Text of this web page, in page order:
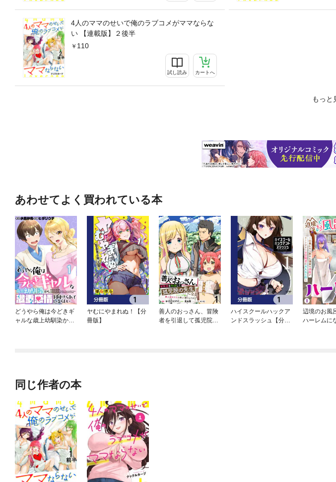
4人のママのせいで俺のラブコメがママならな
い 【連載版】２後半
110
試し読み カートへ
もっと
あわせてよく買われている本
どうやら俺は今どきギ
ャルな歳上幼馴染から
ヤむにやまれぬ！【分
冊版】
善人のおっさん、冒険
者を引退して孤児院の
ハイスクールハックア
ンドスラッシュ【分冊
辺境のお風
ハーレムに
同じ作者の本